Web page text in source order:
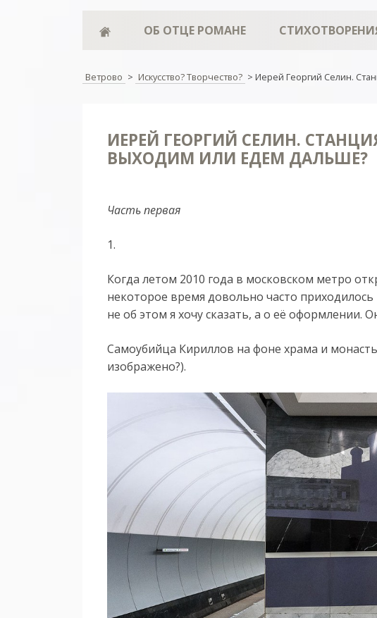
ОБ ОТЦЕ РОМАНЕ
Ветрово > Искусство? Творчество? > Иерей Георгий Селин.
ИЕРЕЙ ГЕОРГИЙ СЕЛИН.
ВЫХОДИМ ИЛИ ЕДЕМ ДАЛЬШЕ?
Часть первая
1.
Когда летом 2010 года в московском метро
некоторое время довольно часто
не об этом я хочу сказать, а о её оформлении.
Самоубийца Кириллов на фоне храма и
изображено?).